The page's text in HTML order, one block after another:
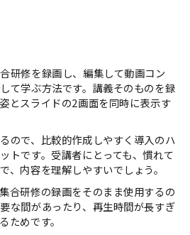
研修を録画し、編集して動画コン
て学ぶ方法です。講義そのものを録
とスライドの2画面を同時に表示す
ので、比較的作成しやすく導入のハ
トです。受講者にとっても、慣れて
、内容を理解しやすいでしょう。
合研修の録画をそのまま使用するの
な間があったり、再生時間が長すぎ
ためです。